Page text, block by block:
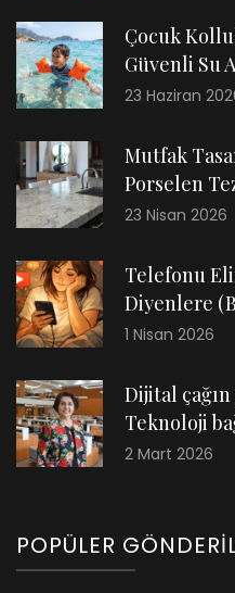
Çocuk
Güvenli Su
23 Haziran
Mutfak
Porselen
23 Nisan 2026
Telefonu
Diyenlere
1 Nisan 2026
Dijital
Teknoloji
2 Mart 2026
POPÜLER